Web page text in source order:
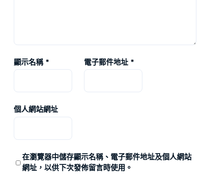
顯示名稱 * 電子郵件地址 *
個人網站網址
在瀏覽器中儲存顯示名稱、電子郵件地址及個人網站
網址，以供下次發佈留言時使用。